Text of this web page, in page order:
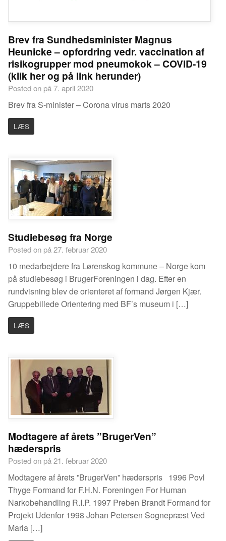
Brev fra Sundhedsminister Magnus
Heunicke – opfordring vedr. vaccination af
risikogrupper mod pneumokok – COVID-19
(klik her og på link herunder)
Posted on på 7. april 2020
Brev fra S-minister – Corona virus marts 2020
LÆS
Studiebesøg fra Norge
Posted on på 27. februar 2020
10 medarbejdere fra Lørenskog kommune – Norge kom
på studiebesøg i BrugerForeningen i dag. Efter en
rundvisning blev de orienteret af formand Jørgen Kjær.
Gruppebillede Orientering med BF’s museum i […]
LÆS
Modtagere af årets ”BrugerVen”
hæderspris
Posted on på 21. februar 2020
Modtagere af årets ”BrugerVen” hæderspris 1996 Povl
Thyge Formand for F.H.N. Foreningen For Human
Narkobehandling R.I.P. 1997 Preben Brandt Formand for
Projekt Udenfor 1998 Johan Petersen Sognepræst Ved
Maria […]